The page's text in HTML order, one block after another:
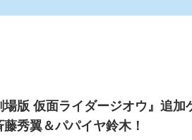
場版 仮面ライダージオウ』追加
藤秀翼＆パパイヤ鈴木！